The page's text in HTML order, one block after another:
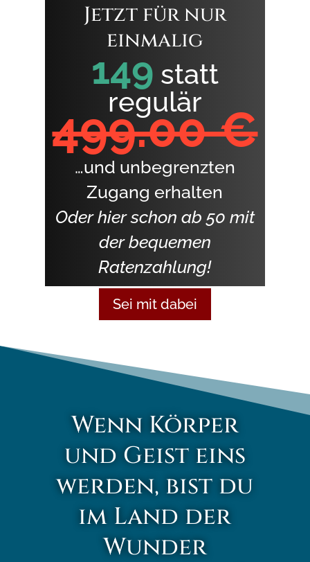
Jetzt für nur
einmalig
149 statt
regulär
499.00 €
…und unbegrenzten
Zugang erhalten
Oder hier schon ab 50 mit
der bequemen
Ratenzahlung!
Sei mit dabei
Wenn Körper
und Geist eins
werden, bist du
im Land der
Wunder